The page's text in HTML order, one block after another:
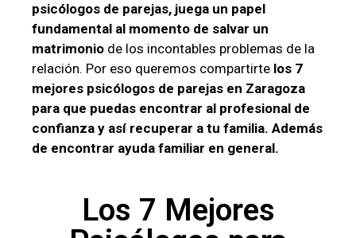
psicólogos de parejas, juega un papel
fundamental al momento de salvar un
matrimonio de los incontables problemas de la
relación. Por eso queremos compartirte los 7
mejores psicólogos de parejas en Zaragoza
para que puedas encontrar al profesional de
confianza y así recuperar a tu familia. Además
de encontrar ayuda familiar en general.
Los 7 Mejores